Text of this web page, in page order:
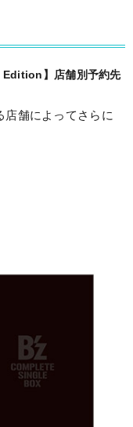
Edition】店舗別予約先
店舗によってさらに